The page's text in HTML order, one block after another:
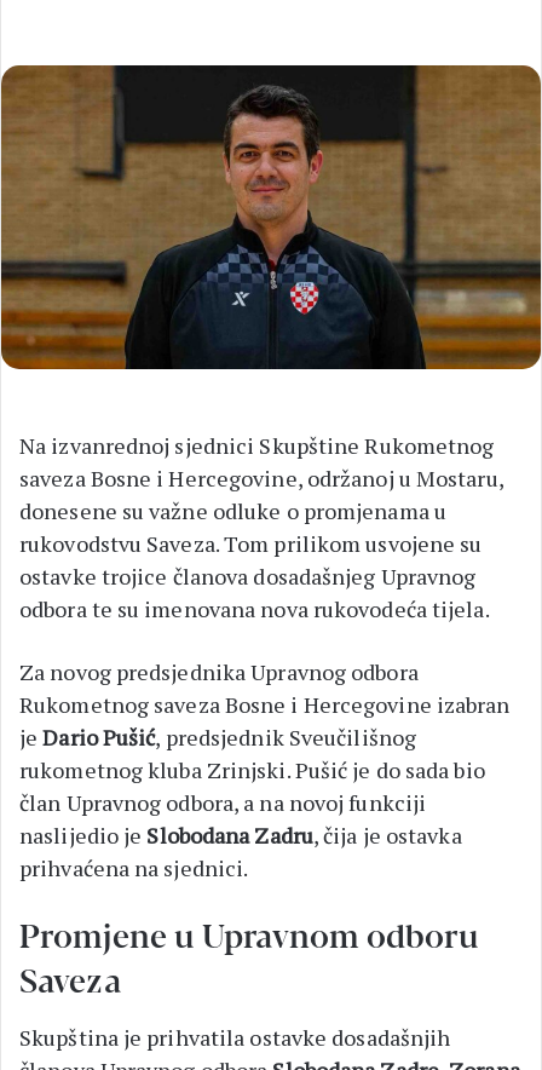
Na izvanrednoj sjednici Skupštine Rukometnog
saveza Bosne i Hercegovine, održanoj u Mostaru,
donesene su važne odluke o promjenama u
rukovodstvu Saveza. Tom prilikom usvojene su
ostavke trojice članova dosadašnjeg Upravnog
odbora te su imenovana nova rukovodeća tijela.
Za novog predsjednika Upravnog odbora
Rukometnog saveza Bosne i Hercegovine izabran
jeDario Pušić, predsjednik Sveučilišnog
rukometnog kluba Zrinjski. Pušić je do sada bio
član Upravnog odbora, a na novoj funkciji
naslijedio je Slobodana Zadru, čija je ostavka
prihvaćena na sjednici.
Promjene u Upravnom odboru
Saveza
Skupština je prihvatila ostavke dosadašnjih